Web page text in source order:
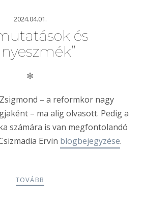
2024.04.01.
és
✻
– a reformkor nagy
– ma alig olvasott. Pedig a
számára is van megfontolandó
Ervin blogbejegyzése.
TOVÁBB